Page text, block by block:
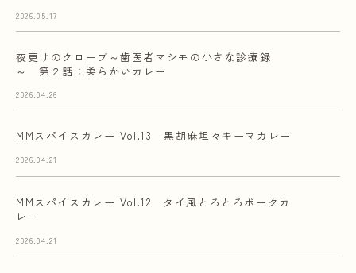
2026.05.17
夜更けのクローブ～歯医者マシモの小さな診療録
～ 第２話：柔らかいカレー
2026.04.26
MMスパイスカレー Vol.13 黒胡麻坦々キーマカレー
2026.04.21
MMスパイスカレー Vol.12 タイ風とろとろポークカ
レー
2026.04.21